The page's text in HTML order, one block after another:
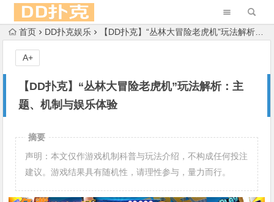
首页 DD扑克娱乐 【DD扑克】“丛林大冒险老虎机”玩法解析：主题、机制与娱乐体验
【DD扑克】“丛林大冒险老虎机”玩法解析：主
题、机制与娱乐体验
A+
摘要
声明：本文仅作游戏机制科普与玩法介绍，不构成任何投注
建议。游戏结果具有随机性，请理性参与，量力而行。